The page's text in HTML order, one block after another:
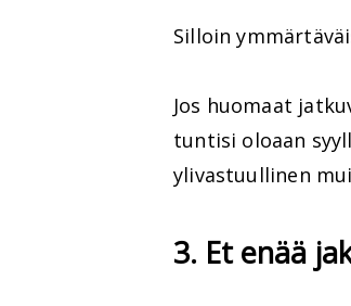
Silloin
Jos huomaat
tuntisi oloaan
ylivastuullinen
3. Et enää